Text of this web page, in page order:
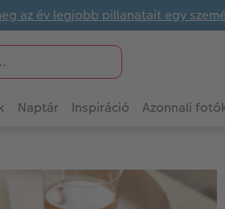
az év legjobb pillanatait egy
Naptár Inspiráció Azonnali